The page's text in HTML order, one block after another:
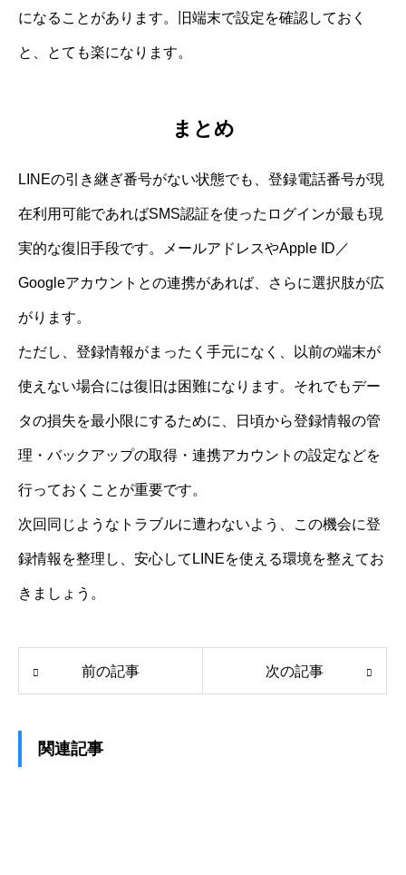
になることがあります。旧端末で設定を確認しておく
と、とても楽になります。
まとめ
LINEの引き継ぎ番号がない状態でも、登録電話番号が現
在利用可能であればSMS認証を使ったログインが最も現
実的な復旧手段です。メールアドレスやApple ID／
Googleアカウントとの連携があれば、さらに選択肢が広
がります。
ただし、登録情報がまったく手元になく、以前の端末が
使えない場合には復旧は困難になります。それでもデー
タの損失を最小限にするために、日頃から登録情報の管
理・バックアップの取得・連携アカウントの設定などを
行っておくことが重要です。
次回同じようなトラブルに遭わないよう、この機会に登
録情報を整理し、安心してLINEを使える環境を整えてお
きましょう。
前の記事 次の記事
関連記事